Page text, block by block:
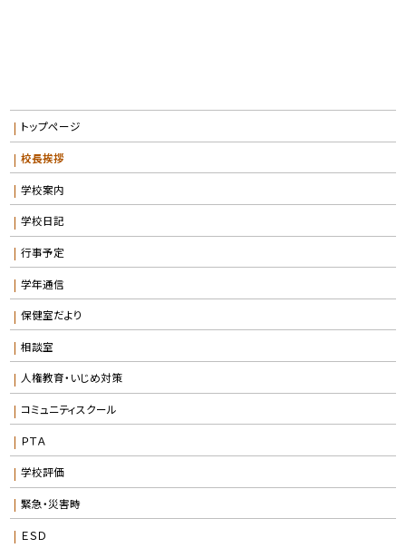
トップページ
校長挨拶
学校案内
学校日記
行事予定
学年通信
保健室だより
相談室
人権教育・いじめ対策
コミュニティスクール
ＰＴＡ
学校評価
緊急・災害時
ＥＳＤ